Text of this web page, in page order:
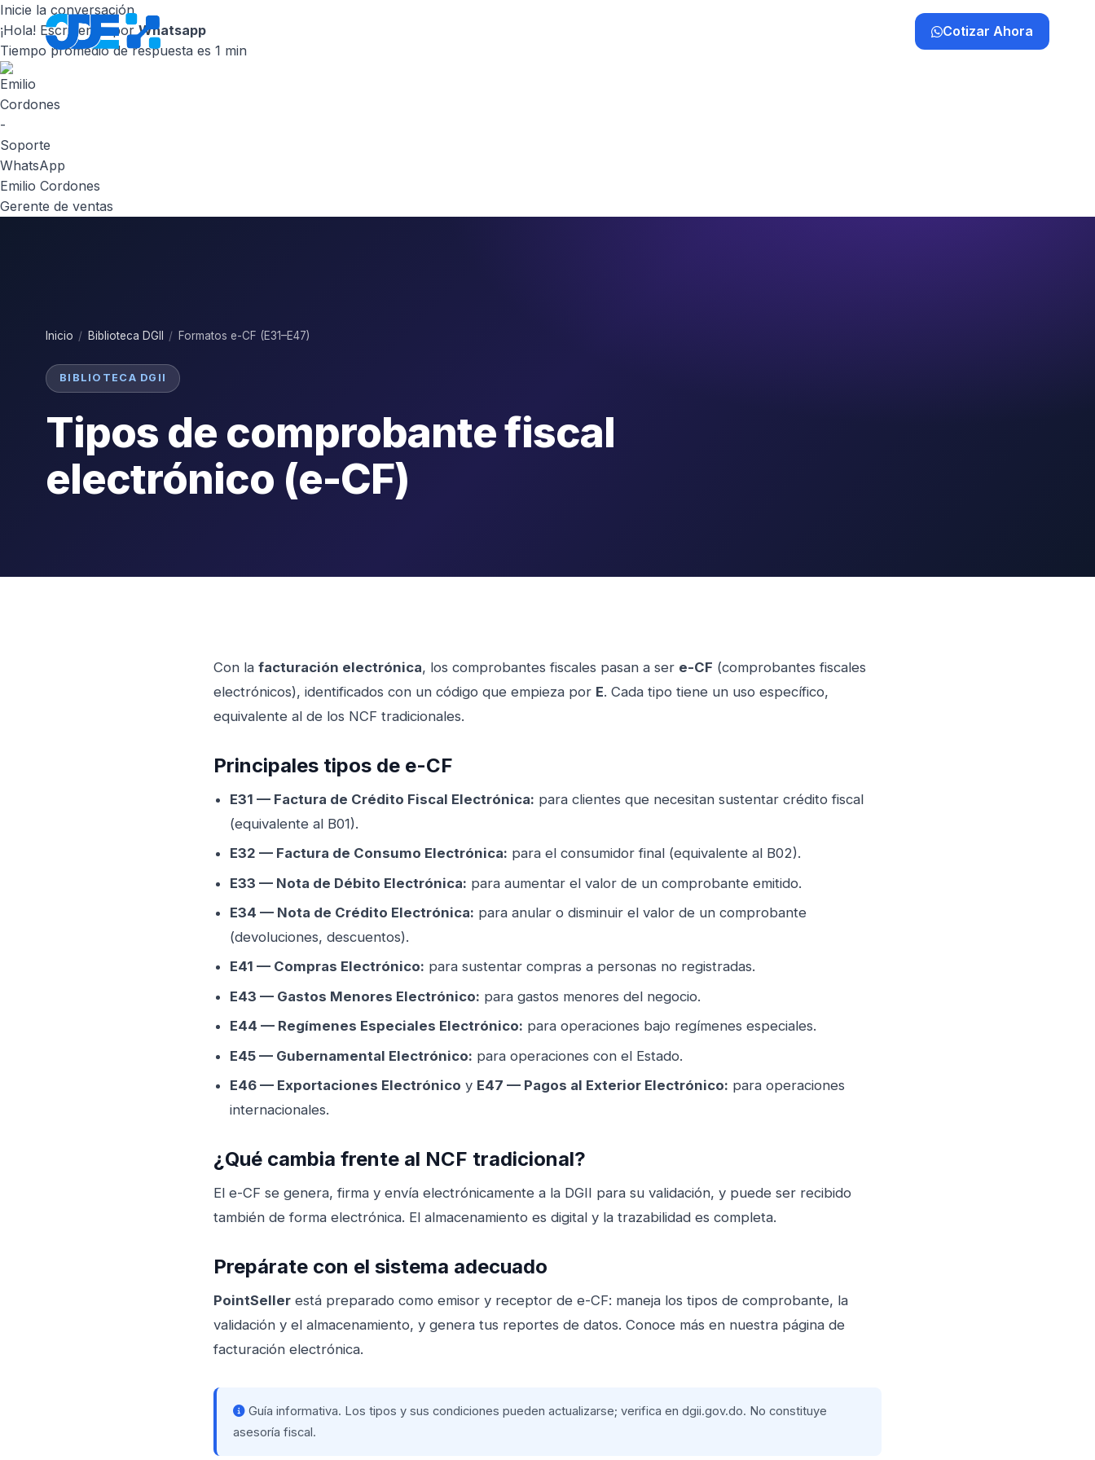
Inicie la conversación
¡Hola! Escribenos porWhatsapp
Tiempo promedio de respuesta es 1 min
Emilio Cordones
Gerente de ventas
Cotizar Ahora
Inicio / Biblioteca DGII / Formatos e-CF (E31–E47)
BIBLIOTECA DGII
Tipos de comprobante fiscal
electrónico (e-CF)
Con la facturación electrónica, los comprobantes fiscales pasan a ser e-CF (comprobantes fiscales
electrónicos), identificados con un código que empieza por E. Cada tipo tiene un uso específico,
equivalente al de los NCF tradicionales.
Principales tipos de e-CF
E31 — Factura de Crédito Fiscal Electrónica: para clientes que necesitan sustentar crédito fiscal
(equivalente al B01).
E32 — Factura de Consumo Electrónica: para el consumidor final (equivalente al B02).
E33 — Nota de Débito Electrónica: para aumentar el valor de un comprobante emitido.
E34 — Nota de Crédito Electrónica: para anular o disminuir el valor de un comprobante
(devoluciones, descuentos).
E41 — Compras Electrónico: para sustentar compras a personas no registradas.
E43 — Gastos Menores Electrónico: para gastos menores del negocio.
E44 — Regímenes Especiales Electrónico: para operaciones bajo regímenes especiales.
E45 — Gubernamental Electrónico: para operaciones con el Estado.
E46 — Exportaciones Electrónico y E47 — Pagos al Exterior Electrónico: para operaciones
internacionales.
¿Qué cambia frente al NCF tradicional?
El e-CF se genera, firma y envía electrónicamente a la DGII para su validación, y puede ser recibido
también de forma electrónica. El almacenamiento es digital y la trazabilidad es completa.
Prepárate con el sistema adecuado
PointSeller está preparado como emisor y receptor de e-CF: maneja los tipos de comprobante, la
validación y el almacenamiento, y genera tus reportes de datos. Conoce más en nuestra página de
facturación electrónica.
Guía informativa. Los tipos y sus condiciones pueden actualizarse; verifica en dgii.gov.do. No constituye
asesoría fiscal.